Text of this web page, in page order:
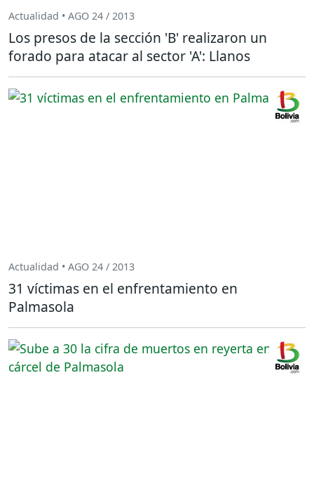
Actualidad • AGO 24 / 2013
Los presos de la sección 'B' realizaron un
forado para atacar al sector 'A': Llanos
Actualidad • AGO 24 / 2013
31 víctimas en el enfrentamiento en
Palmasola